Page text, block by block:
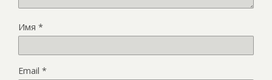
Имя *
Email *